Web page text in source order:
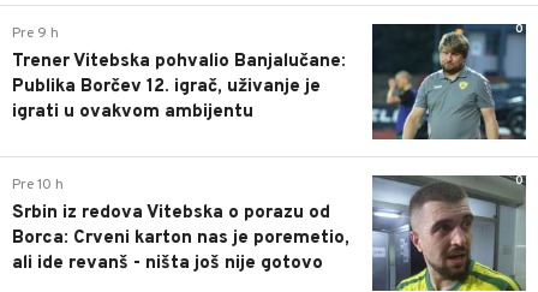
0
Pre 9 h
Trener Vitebska pohvalio Banjalučane:
Publika Borčev 12. igrač, uživanje je
igrati u ovakvom ambijentu
0
Pre 10 h
Srbin iz redova Vitebska o porazu od
Borca: Crveni karton nas je poremetio,
ali ide revanš - ništa još nije gotovo